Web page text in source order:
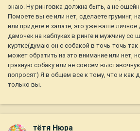
знаю. Ну ринговка должна быть, а не
Помоете вы ее или нет, сделаете груминг,
или придете в халате, это уже ваше
дамочек на каблуках в ринге и мужчину со
куртке(думаю он с собакой в точь-точь так
может обратить на это внимание или нет,
грязную собаку или не совсем
попросят) Я в общем все к тому, что и как
только вы.
тётя Нюра